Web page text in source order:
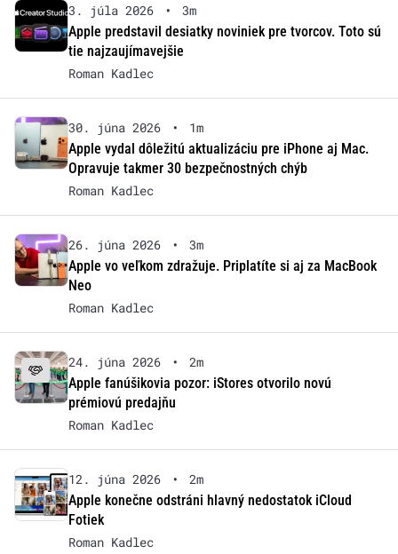
3. júla 2026 •
3m
Apple predstavil desiatky noviniek pre tvorcov. Toto sú
tie najzaujímavejšie
Roman Kadlec
30. júna 2026 •
1m
Apple vydal dôležitú aktualizáciu pre iPhone aj Mac.
Opravuje takmer 30 bezpečnostných chýb
Roman Kadlec
26. júna 2026 •
3m
Apple vo veľkom zdražuje. Priplatíte si aj za MacBook
Neo
Roman Kadlec
24. júna 2026 •
2m
Apple fanúšikovia pozor: iStores otvorilo novú
prémiovú predajňu
Roman Kadlec
12. júna 2026 •
2m
Apple konečne odstráni hlavný nedostatok iCloud
Fotiek
Roman Kadlec